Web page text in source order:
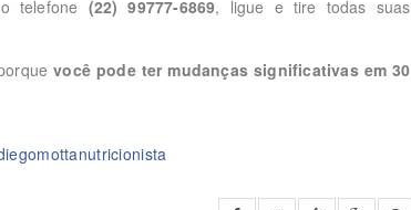
telefone (22) 99777-6869, ligue e tire todas suas
você pode ter mudanças significativas em 30